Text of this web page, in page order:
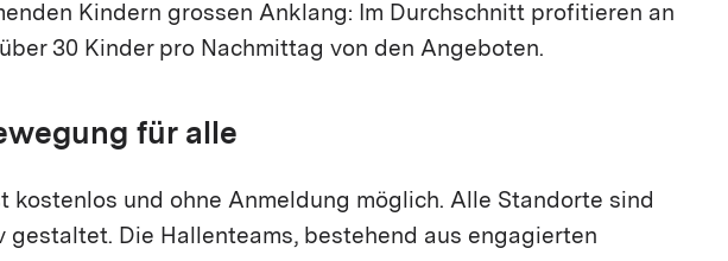
Kindern grossen Anklang: Im Durchschnitt profitieren an
30 Kinder pro Nachmittag von den Angeboten.
für alle
kostenlos und ohne Anmeldung möglich. Alle Standorte sind
gestaltet. Die Hallenteams, bestehend aus engagierten